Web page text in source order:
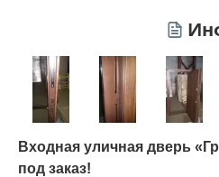
Входная уличная дверь
под заказ!